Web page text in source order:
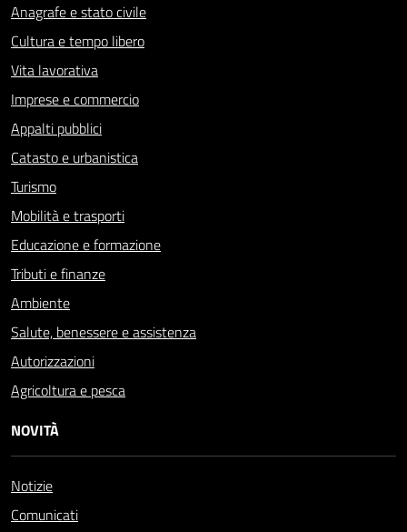
Anagrafe e stato civile
Cultura e tempo libero
Vita lavorativa
Imprese e commercio
Appalti pubblici
Catasto e urbanistica
Turismo
Mobilità e trasporti
Educazione e formazione
Tributi e finanze
Ambiente
Salute, benessere e assistenza
Autorizzazioni
Agricoltura e pesca
NOVITÀ
Notizie
Comunicati